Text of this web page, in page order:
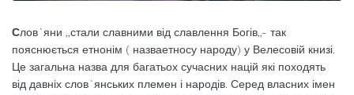
Слов`яни ,,стали славними від славлення Богів,,- так
пояснюється етнонім ( назваетносу народу) у Велесовій книзі.
Це загальна назва для багатьох сучасних націй які походять
від давніх слов`янських племен і народів. Серед власних імен